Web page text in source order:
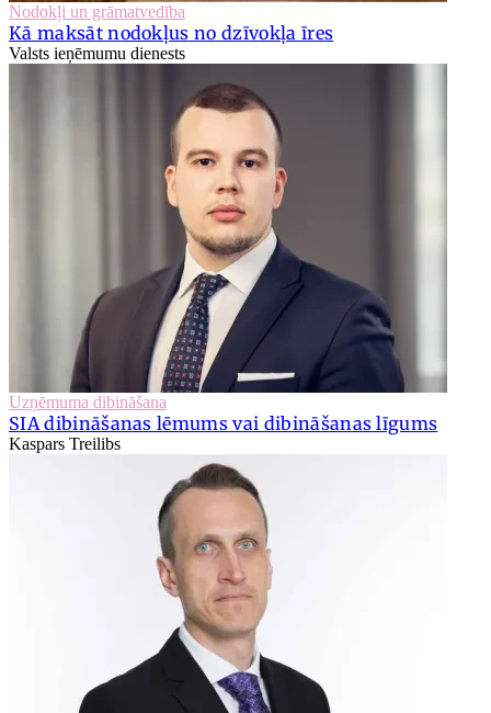
Nodokļi un grāmatvedība
Kā maksāt nodokļus no dzīvokļa īres
Valsts ieņēmumu dienests
Uzņēmuma dibināšana
SIA dibināšanas lēmums vai dibināšanas līgums
Kaspars Treilibs